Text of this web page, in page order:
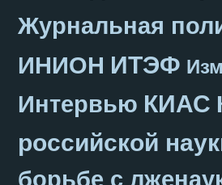
Журнальная
ИНИОН ИТЭФ
Интервью КИАС
российской
борьбе с